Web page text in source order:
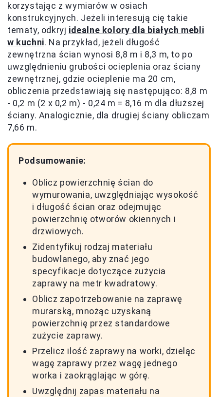
korzystając z wymiarów w osiach
konstrukcyjnych. Jeżeli interesują cię takie
tematy, odkryj idealne kolory dla białych mebli
w kuchni. Na przykład, jeżeli długość
zewnętrzna ścian wynosi 8,8 m i 8,3 m, to po
uwzględnieniu grubości ocieplenia oraz ściany
zewnętrznej, gdzie ocieplenie ma 20 cm,
obliczenia przedstawiają się następująco: 8,8 m
- 0,2 m (2 x 0,2 m) - 0,24 m = 8,16 m dla dłuższej
ściany. Analogicznie, dla drugiej ściany obliczam
7,66 m.
Podsumowanie:
Oblicz powierzchnię ścian do
wymurowania, uwzględniając wysokość
i długość ścian oraz odejmując
powierzchnię otworów okiennych i
drzwiowych.
Zidentyfikuj rodzaj materiału
budowlanego, aby znać jego
specyfikacje dotyczące zużycia
zaprawy na metr kwadratowy.
Oblicz zapotrzebowanie na zaprawę
murarską, mnożąc uzyskaną
powierzchnię przez standardowe
zużycie zaprawy.
Przelicz ilość zaprawy na worki, dzieląc
wagę zaprawy przez wagę jednego
worka i zaokrąglając w górę.
Uwzględnij zapas materiału na